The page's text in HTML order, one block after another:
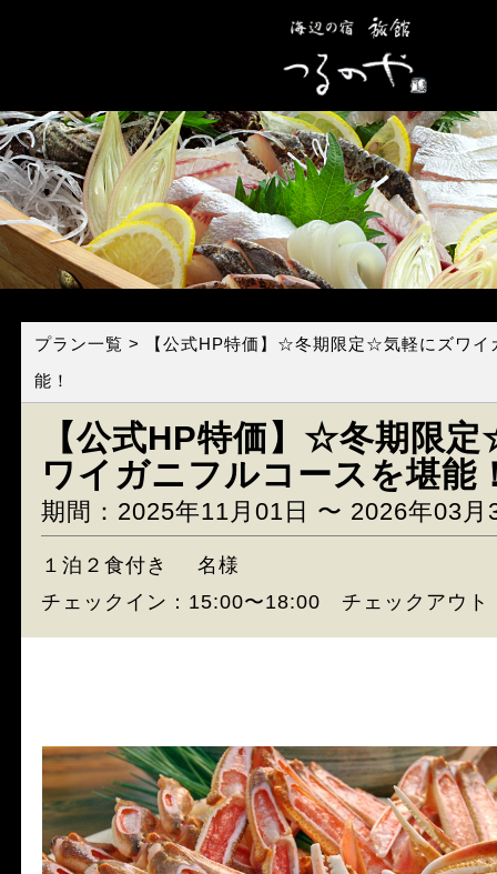
プラン一覧 > 【公式HP特価】☆冬期限定☆気軽にズワイ
能！
【公式HP特価】☆冬期限
ワイガニフルコースを堪能
期間：2025年11月01日 〜 2026年03月
１泊２食付き
名様
チェックイン：15:00〜18:00 チェックアウト